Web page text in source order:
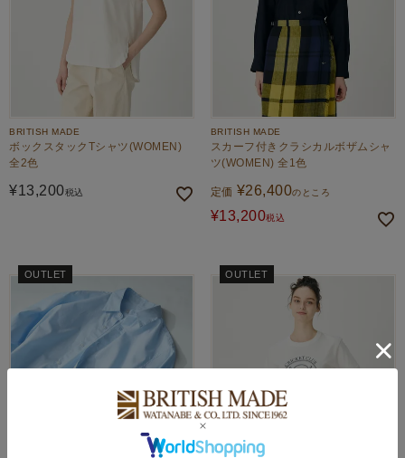
BRITISH MADE
ボックスタックTシャツ(WOMEN)
全2色
¥13,200税込
BRITISH MADE
スカーフ付きクラシカルボザムシャ
ツ(WOMEN) 全1色
定価 ¥26,400のところ
¥13,200税込
OUTLET OUTLET